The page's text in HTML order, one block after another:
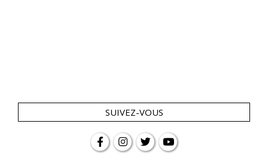
SUIVEZ-VOUS